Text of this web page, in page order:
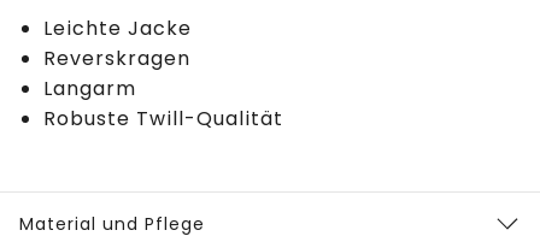
Leichte Jacke
Reverskragen
Langarm
Robuste Twill-Qualität
Material und Pflege